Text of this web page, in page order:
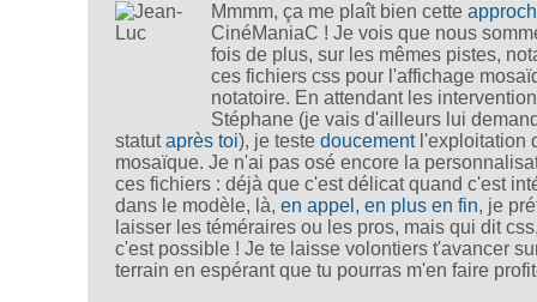
Mmmm, ça me plaît bien cette
CinéManiaC ! Je vois que nous
fois de plus, sur les mêmes pistes,
ces fichiers css pour l'affichage
notatoire. En attendant les
Stéphane (je vais d'ailleurs lui
statutaprès toi), je testedoucementl'exploitation
mosaïque. Je n'ai pas osé encore la
ces fichiers : déjà que c'est délicat quand c'est
dans le modèle, là,en appel, en plus en fin, je
laisser les téméraires ou les pros, mais qui dit
c'est possible ! Je te laisse volontiers t'avancer
terrain en espérant que tu pourras m'en faire